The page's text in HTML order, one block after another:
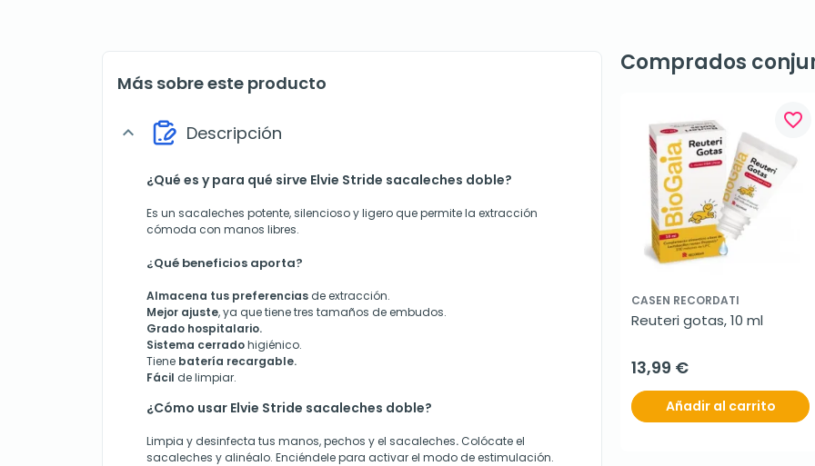
Más sobre este producto
expand_more Descripción
¿Qué es y para qué sirve Elvie Stride sacaleches doble?
Es un sacaleches potente, silencioso y ligero que permite la extracción
cómoda con manos libres.
¿Qué beneficios aporta?
Almacena tus preferencias de extracción.
Mejor ajuste, ya que tiene tres tamaños de embudos.
Grado hospitalario.
Sistema cerradohigiénico.
Tiene batería recargable.
Fácil de limpiar.
¿Cómo usar Elvie Stride sacaleches doble?
Limpia y desinfecta tus manos, pechos y el sacaleches. Colócate el
sacaleches y alinéalo. Enciéndele para activar el modo de estimulación.
Comprados
favorite_border
CASEN RECORDATI
Reuteri gotas, 10 ml
13,99 €
Añadir al carrito